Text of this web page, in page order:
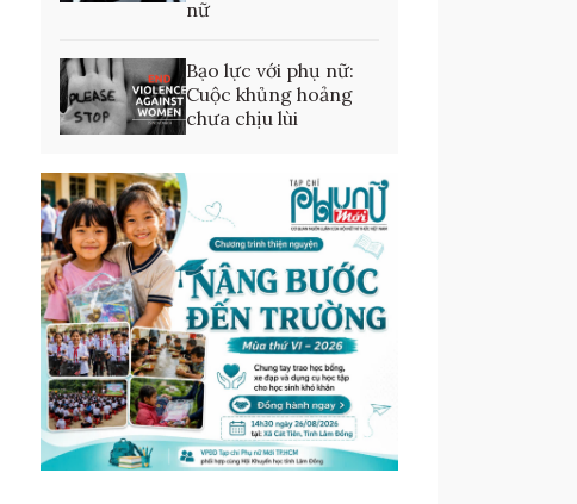
nữ
Bạo lực với phụ nữ:
Cuộc khủng hoảng
chưa chịu lùi